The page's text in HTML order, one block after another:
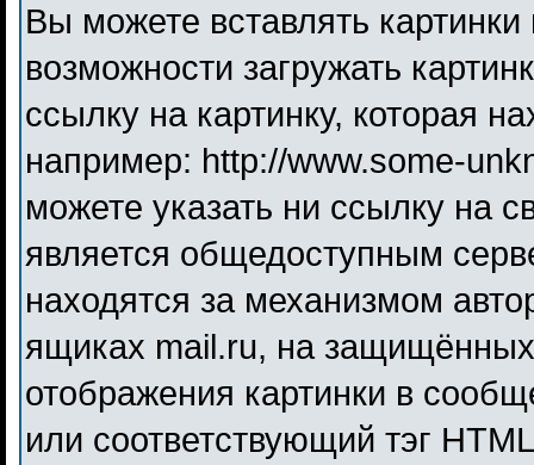
Вы можете вставлять
возможности загружать
ссылку на картинку, которая
например: http://www.some-
можете указать ни ссылку на
является общедоступным
находятся за механизмом
ящиках mail.ru, на
отображения картинки в
или соответствующий тэг